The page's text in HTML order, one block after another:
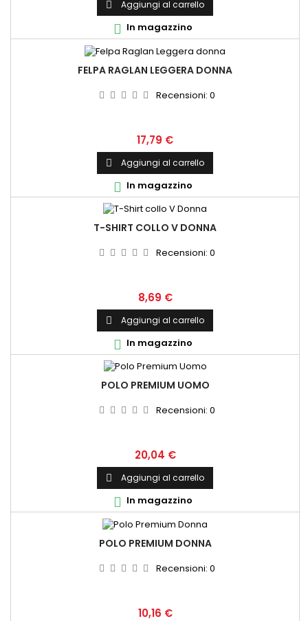
 Aggiungi al carrello
 In magazzino
FELPA RAGLAN LEGGERA DONNA
Recensioni: 0
Prezzo
17,79 €
 Aggiungi al carrello
 In magazzino
T-SHIRT COLLO V DONNA
Recensioni: 0
Prezzo
8,69 €
 Aggiungi al carrello
 In magazzino
POLO PREMIUM UOMO
Recensioni: 0
Prezzo
20,04 €
 Aggiungi al carrello
 In magazzino
POLO PREMIUM DONNA
Recensioni: 0
Prezzo
10,16 €